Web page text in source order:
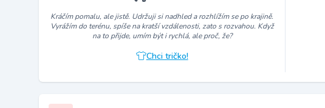
Kráčím pomalu, ale jistě. Udržuji si nadhled a rozhlížím se po krajině.
Vyrážím do terénu, spíše na kratší vzdálenosti, zato s rozvahou. Když
na to přijde, umím být i rychlá, ale proč, že?
Chci tričko!